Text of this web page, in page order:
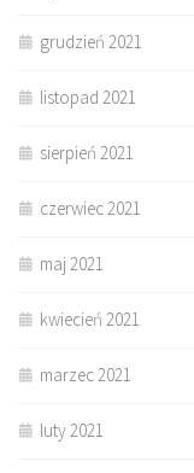
grudzień 2021
listopad 2021
sierpień 2021
czerwiec 2021
maj 2021
kwiecień 2021
marzec 2021
luty 2021